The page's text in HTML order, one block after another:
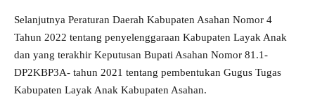
Selanjutnya Peraturan Daerah Kabupaten Asahan Nomor 4
Tahun 2022 tentang penyelenggaraan Kabupaten Layak Anak
dan yang terakhir Keputusan Bupati Asahan Nomor 81.1-
DP2KBP3A- tahun 2021 tentang pembentukan Gugus Tugas
Kabupaten Layak Anak Kabupaten Asahan.